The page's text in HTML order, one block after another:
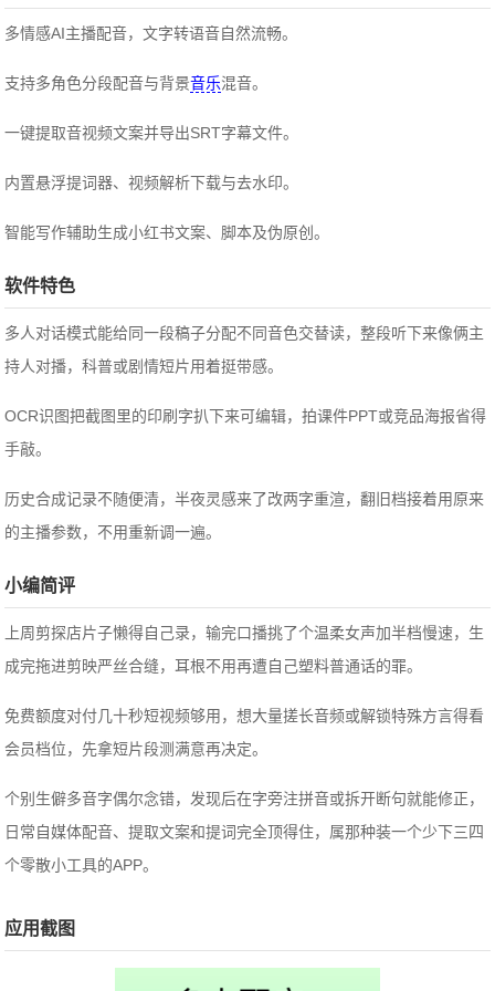
多情感AI主播配音，文字转语音自然流畅。
支持多角色分段配音与背景音乐混音。
一键提取音视频文案并导出SRT字幕文件。
内置悬浮提词器、视频解析下载与去水印。
智能写作辅助生成小红书文案、脚本及伪原创。
软件特色
多人对话模式能给同一段稿子分配不同音色交替读，整段听下来像俩主
持人对播，科普或剧情短片用着挺带感。
OCR识图把截图里的印刷字扒下来可编辑，拍课件PPT或竞品海报省得
手敲。
历史合成记录不随便清，半夜灵感来了改两字重渲，翻旧档接着用原来
的主播参数，不用重新调一遍。
小编简评
上周剪探店片子懒得自己录，输完口播挑了个温柔女声加半档慢速，生
成完拖进剪映严丝合缝，耳根不用再遭自己塑料普通话的罪。
免费额度对付几十秒短视频够用，想大量搓长音频或解锁特殊方言得看
会员档位，先拿短片段测满意再决定。
个别生僻多音字偶尔念错，发现后在字旁注拼音或拆开断句就能修正，
日常自媒体配音、提取文案和提词完全顶得住，属那种装一个少下三四
个零散小工具的APP。
应用截图